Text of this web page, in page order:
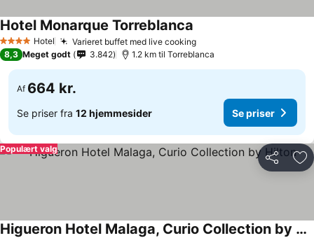
4 StjernerHotel Varieret buffet med live cookingSe priser
Hotel Monarque Torreblanca
8,3 Meget godt 3.842 1.2 km til Torreblanca
Af 664 kr.
Se priser fra 12 hjemmesider Se priser
Del
Populært valg
Higueron Hotel Malaga, Curio Collection by Hilton